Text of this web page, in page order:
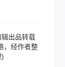
辑出品转载
，经作者整
)